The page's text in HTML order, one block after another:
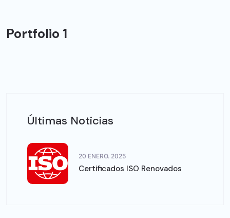
Portfolio 1
Últimas Noticias
20 ENERO. 2025
Certificados ISO Renovados